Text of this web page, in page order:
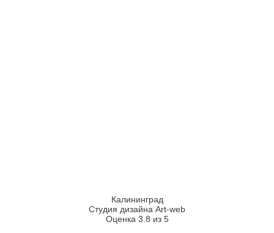
Калининград
Студия дизайна Art-web
Оценка 3.8 из 5